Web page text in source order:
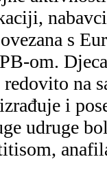
s
om.
na
i
udruge